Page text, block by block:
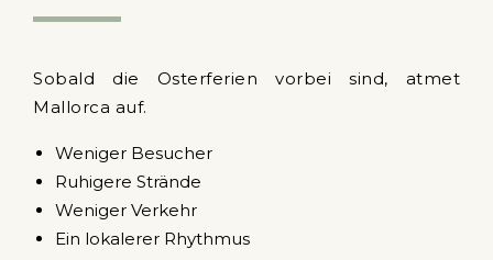
Sobald die Osterferien vorbei sind, atmet
Mallorca auf.
Weniger Besucher
Ruhigere Strände
Weniger Verkehr
Ein lokalerer Rhythmus